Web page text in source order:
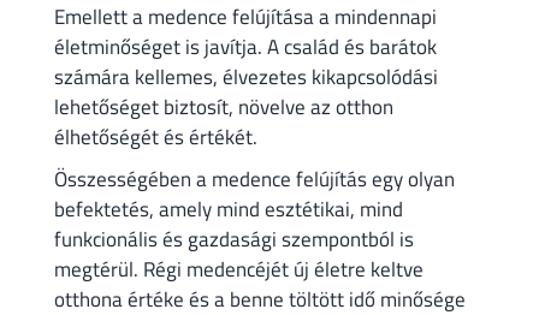
Emellett a medence felújítása a mindennapi
életminőséget is javítja. A család és barátok
számára kellemes, élvezetes kikapcsolódási
lehetőséget biztosít, növelve az otthon
élhetőségét és értékét.
Összességében a medence felújítás egy olyan
befektetés, amely mind esztétikai, mind
funkcionális és gazdasági szempontból is
megtérül. Régi medencéjét új életre keltve
otthona értéke és a benne töltött idő minősége